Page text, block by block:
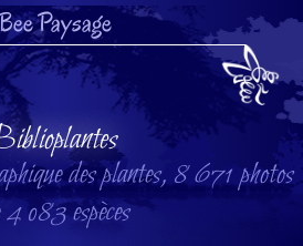
Bee Paysage
des plantes, 8 671 photos
083 espèces